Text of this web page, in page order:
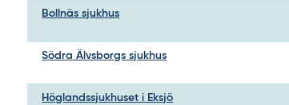
Bollnäs sjukhus
Södra Älvsborgs sjukhus
Höglandssjukhuset i Eksjö